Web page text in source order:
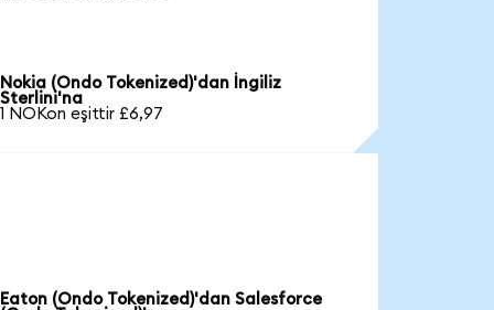
Nokia (Ondo Tokenized)'dan İngiliz
Sterlini'na
1 NOKon eşittir £6,97
Eaton (Ondo Tokenized)'dan Salesforce